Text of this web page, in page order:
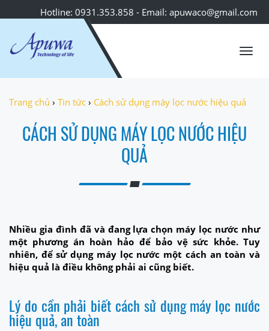
Hotline: 0931.353.858 - Email: apuwaco@gmail.com
Trang chủ › Tin tức › Cách sử dụng máy lọc nước hiệu quả
CÁCH SỬ DỤNG MÁY LỌC NƯỚC HIỆU
QUẢ
Nhiều gia đình đã và đang lựa chọn máy lọc nước như
một phương án hoàn hảo để bảo vệ sức khỏe. Tuy
nhiên, để sử dụng máy lọc nước một cách an toàn và
hiệu quả là điều không phải ai cũng biết.
Lý do cần phải biết cách sử dụng máy lọc nước
hiệu quả, an toàn